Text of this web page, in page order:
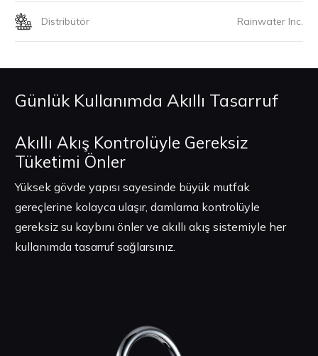
Distribütör Rainwater Inc.
Günlük Kullanımda Akıllı Tasarruf
Akıllı Akış Kontrolüyle Gereksiz
Tüketimi Önler
Yüksek gövde yapısı sayesinde büyük mutfak
gereçlerine kolayca ulaşır, damlama kontrolüyle
gereksiz su kaybını önler ve akıllı akış sistemiyle her
kullanımda tasarruf sağlarsınız.